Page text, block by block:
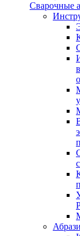
Сварочные